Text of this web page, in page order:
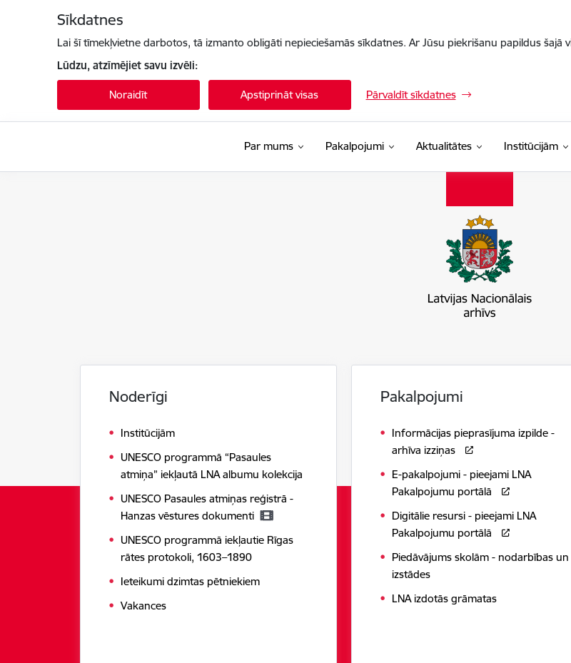
Sīkdatnes
Lai šī tīmekļvietne darbotos, tā izmanto obligāti nepieciešamās sīkdatnes. Ar Jūsu piekrišanu papildus
Lūdzu, atzīmējiet savu izvēli:
Noraidīt Apstiprināt visas Pārvaldīt sīkdatnes
Par mums Pakalpojumi Aktualitātes Institūcijām
Noderīgi
Institūcijām
UNESCO programmā “Pasaules
atmiņa” iekļautā LNA albumu kolekcija
UNESCO Pasaules atmiņas reģistrā -
Hanzas vēstures dokumenti
UNESCO programmā iekļautie Rīgas
rātes protokoli, 1603–1890
Ieteikumi dzimtas pētniekiem
Vakances
Pakalpojumi
Informācijas pieprasījuma izpilde -
arhīva izziņas
E-pakalpojumi - pieejami LNA
Pakalpojumu portālā
Digitālie resursi - pieejami LNA
Pakalpojumu portālā
Piedāvājums skolām - nodarbības un
izstādes
LNA izdotās grāmatas